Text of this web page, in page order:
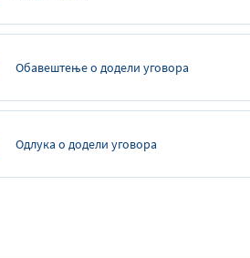
Oбавештење о додели уговора
Одлука о додели уговора